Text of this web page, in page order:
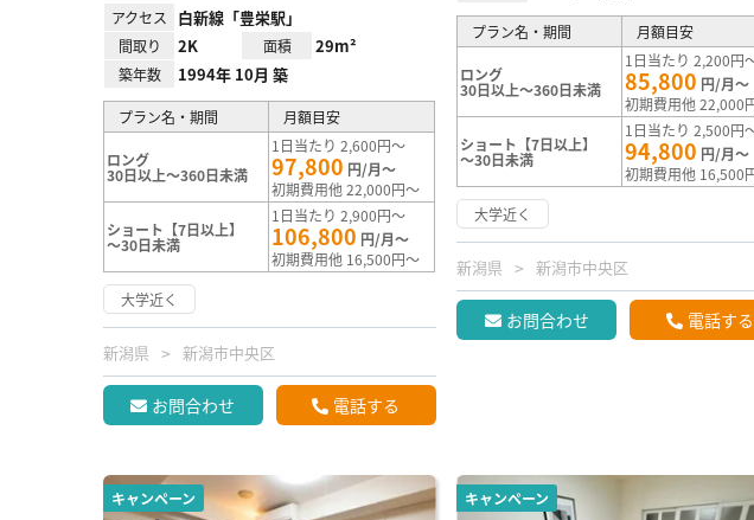
アクセス 白新線「豊栄駅」
間取り 2K 面積 29m²
築年数 1994年 10月 築
プラン名・期間 月額目安
ロング
30日以上～360日未満
1日当たり 2,600円～
97,800 円/月～
初期費用他 22,000円～
ショート【7日以上】
～30日未満
1日当たり 2,900円～
106,800 円/月～
初期費用他 16,500円～
大学近く
新潟県 新潟市中央区
お問合わせ 電話する
プラン名・期間 月額目安
ロング
30日以上～360日未満
1日当たり 2,200円
85,800 円/月～
初期費用他 22,000
ショート【7日以上】
～30日未満
1日当たり 2,500円
94,800 円/月～
初期費用他 16,500
大学近く
新潟県 新潟市中央区
お問合わせ 電話する
キャンペーン キャンペーン